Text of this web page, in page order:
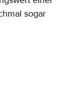
sogar